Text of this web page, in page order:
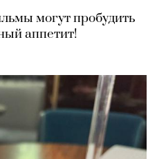
могут пробудить
аппетит!